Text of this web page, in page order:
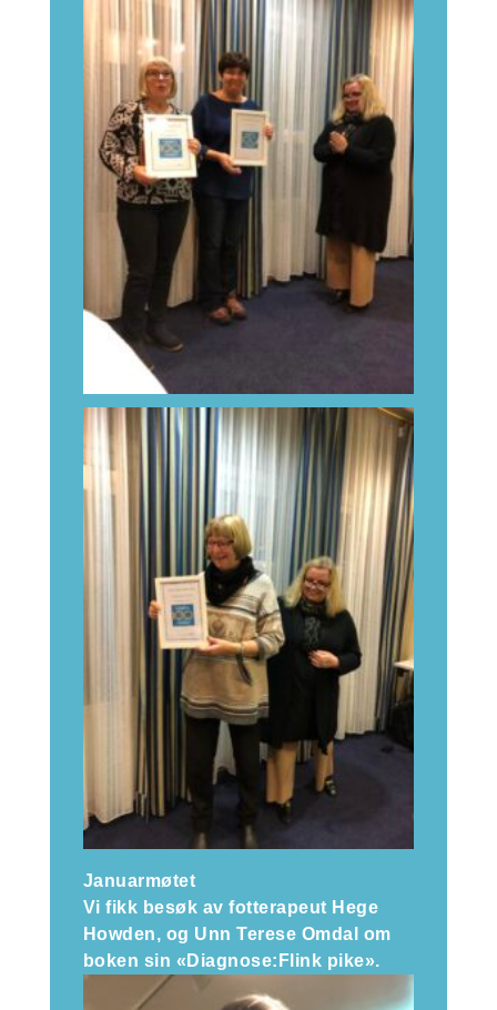
Januarmøtet
Vi fikk besøk av fotterapeut Hege
Howden, og Unn Terese Omdal om
boken sin «Diagnose:Flink pike».